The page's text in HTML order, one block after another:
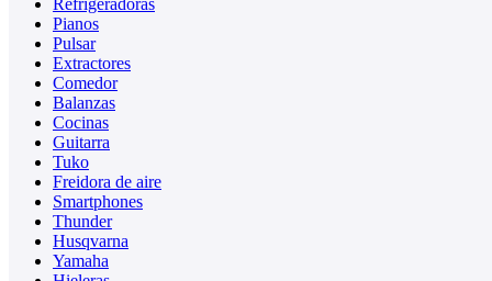
Pianos
Pulsar
Extractores
Comedor
Balanzas
Cocinas
Guitarra
Tuko
Freidora de aire
Smartphones
Thunder
Husqvarna
Yamaha